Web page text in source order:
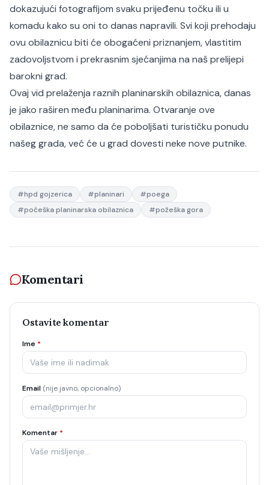
dokazujući fotografijom svaku prijeđenu točku ili u
komadu kako su oni to danas napravili. Svi koji prehodaju
ovu obilaznicu biti će obogaćeni priznanjem, vlastitim
zadovoljstvom i prekrasnim sjećanjima na naš prelijepi
barokni grad.
Ovaj vid prelaženja raznih planinarskih obilaznica, danas
je jako raširen među planinarima. Otvaranje ove
obilaznice, ne samo da će poboljšati turističku ponudu
našeg grada, već će u grad dovesti neke nove putnike.
#hpd gojzerica #planinari #poega
#poćeška planinarska obilaznica #požeška gora
Komentari
Ostavite komentar
Ime *
Email (nije javno, opcionalno)
Komentar *